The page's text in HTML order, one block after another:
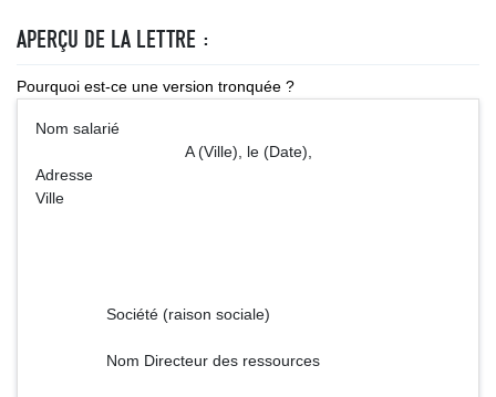
APERÇU DE LA LETTRE :
Pourquoi est-ce une version tronquée ?
Nom salarié
A (Ville), le (Date),
Adresse
Ville
Société (raison sociale)
Nom Directeur des ressources